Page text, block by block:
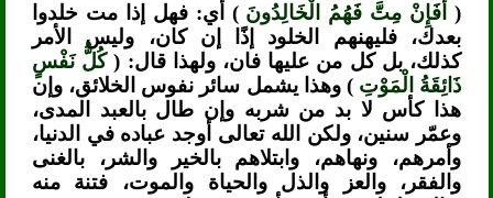
(أَفَإِنْ مِتَّ فَهُمُ الْخَالِدُونَ) أي: فهل إذا مت خلدوا
بعدك، فليهنهم الخلود إذًا إن كان، وليس الأمر
كذلك، بل كل من عليها فان، ولهذا قال: (كُلُّ نَفْسٍ
ذَائِقَةُ الْمَوْتِ) وهذا يشمل سائر نفوس الخلائق، وإن
هذا كأس لا بد من شربه وإن طال بالعبد المدى،
وعمّر سنين، ولكن الله تعالى أوجد عباده في الدنيا،
وأمرهم، ونهاهم، وابتلاهم بالخير والشر، بالغنى
والفقر، والعز والذل والحياة والموت، فتنة منه